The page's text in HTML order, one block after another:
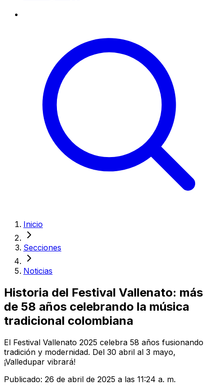
Inicio
Secciones
Noticias
Historia del Festival Vallenato: más
de 58 años celebrando la música
tradicional colombiana
El Festival Vallenato 2025 celebra 58 años fusionando
tradición y modernidad. Del 30 abril al 3 mayo,
¡Valledupar vibrará!
Publicado: 26 de abril de 2025 a las 11:24 a. m.